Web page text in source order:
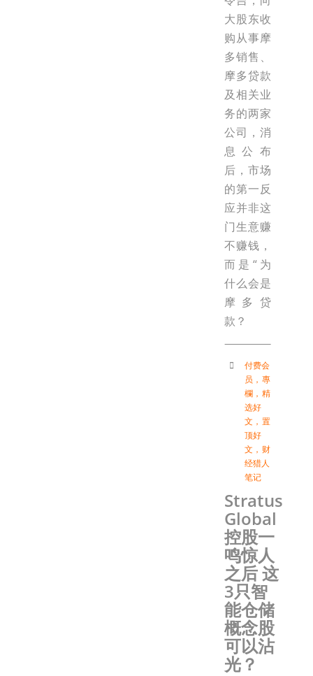
大股东收
购从事摩
多销售、
摩多贷款
及相关业
务的两家
公司，消
息公布
后，市场
的第一反
应并非这
门生意赚
不赚钱，
而是“为
什么会是
摩多贷
款？
付费会
员 ， 專
欄 ， 精
选好
文 ， 置
顶好
文 ， 财
经猎人
笔记
Stratus
Global
控股一
鸣惊人
之后 这
3只智
能仓储
概念股
可以沾
光？